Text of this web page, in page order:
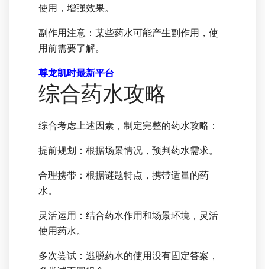
使用，增强效果。
副作用注意：某些药水可能产生副作用，使
用前需要了解。
尊龙凯时最新平台
综合药水攻略
综合考虑上述因素，制定完整的药水攻略：
提前规划：根据场景情况，预判药水需求。
合理携带：根据谜题特点，携带适量的药
水。
灵活运用：结合药水作用和场景环境，灵活
使用药水。
多次尝试：逃脱药水的使用没有固定答案，